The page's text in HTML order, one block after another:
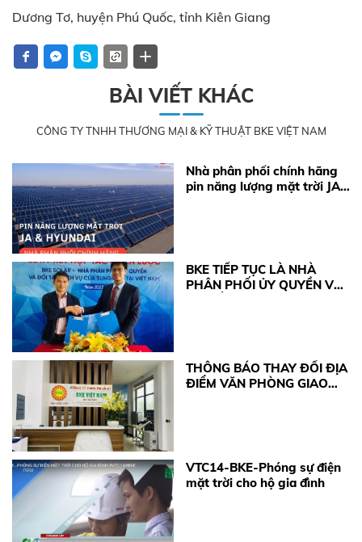
Dương Tơ, huyện Phú Quốc, tỉnh Kiên Giang
BÀI VIẾT KHÁC
CÔNG TY TNHH THƯƠNG MẠI & KỸ THUẬT BKE VIỆT NAM
Nhà phân phối chính hãng
pin năng lượng mặt trời JA
BKE TIẾP TỤC LÀ NHÀ
PHÂN PHỐI ỦY QUYỀN VÀ
THÔNG BÁO THAY ĐỔI ĐỊA
ĐIỂM VĂN PHÒNG GIAO
VTC14-BKE-Phóng sự điện
mặt trời cho hộ gia đình